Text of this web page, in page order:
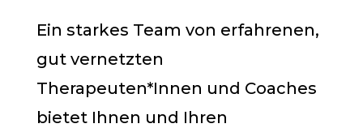
Ein starkes Team von erfahrenen,
gut vernetzten
Therapeuten*Innen und Coaches
bietet Ihnen und Ihren